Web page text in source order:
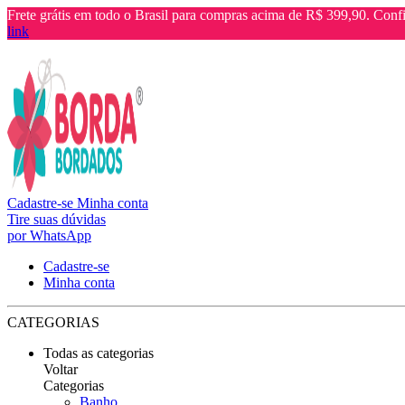
Frete grátis em todo o Brasil para compras acima de R$ 399,90.
link
Cadastre-se Minha conta
Tire suas dúvidas
por WhatsApp
Cadastre-se
Minha conta
CATEGORIAS
Todas as categorias
Voltar
Categorias
Banho